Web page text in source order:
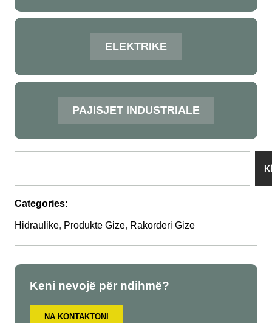
ELEKTRIKE
PAJISJET INDUSTRIALE
Categories:
Hidraulike, Produkte Gize, Rakorderi Gize
Keni nevojë për ndihmë?
NA KONTAKTONI